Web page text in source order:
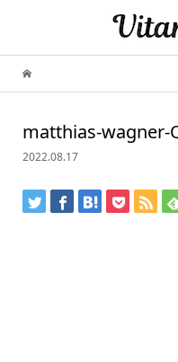
matthias-wagner-
2022.08.17